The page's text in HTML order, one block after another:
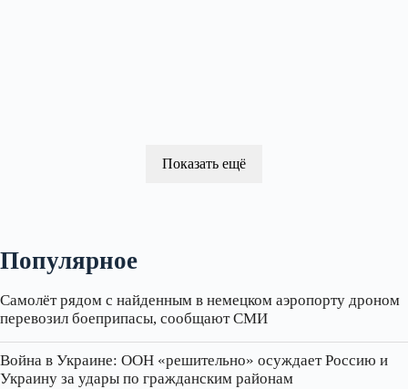
Показать ещё
Популярное
Самолёт рядом с найденным в немецком аэропорту дроном
перевозил боеприпасы, сообщают СМИ
Война в Украине: ООН «решительно» осуждает Россию и
Украину за удары по гражданским районам